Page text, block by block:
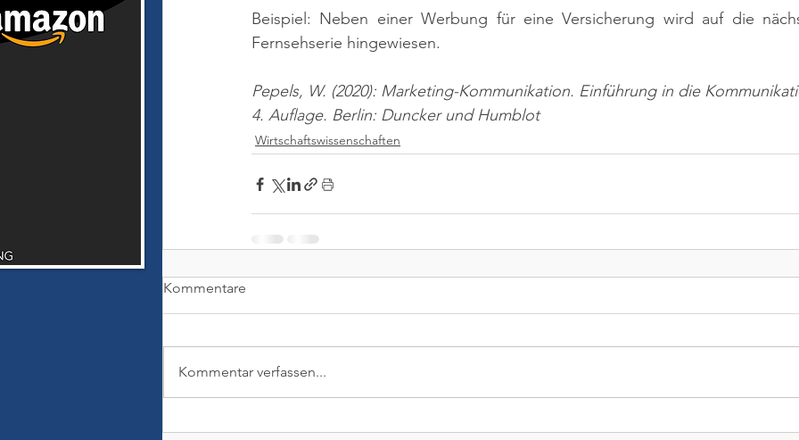
Beispiel: Neben einer Werbung für eine Versicherung wird auf die
Fernsehserie hingewiesen.
Pepels, W. (2020): Marketing-Kommunikation. Einführung in die
4. Auflage. Berlin: Duncker und Humblot
Wirtschaftswissenschaften
Kommentare
Kommentar verfassen...